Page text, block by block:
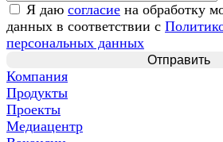
Я даю согласие на обработку
данных в соответствии с
персональных данных
Компания
Продукты
Проекты
Медиацентр